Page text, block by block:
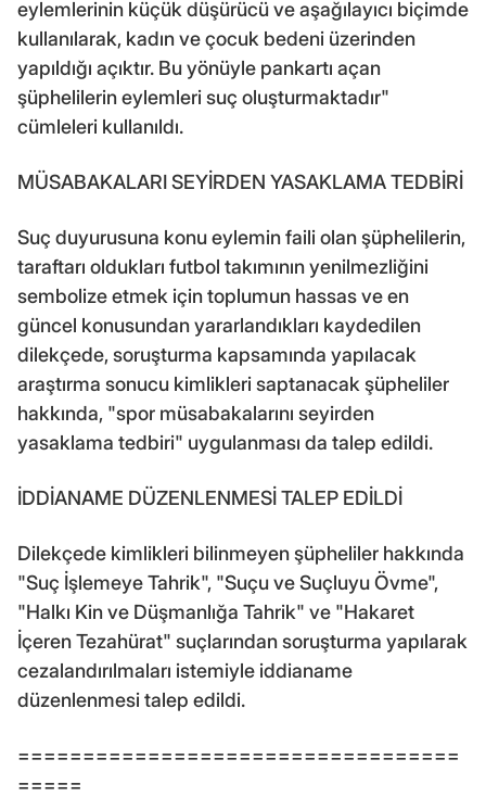
eylemlerinin küçük düşürücü ve aşağılayıcı biçimde
kullanılarak, kadın ve çocuk bedeni üzerinden
yapıldığı açıktır. Bu yönüyle pankartı açan
şüphelilerin eylemleri suç oluşturmaktadır"
cümleleri kullanıldı.
MÜSABAKALARI SEYİRDEN YASAKLAMA TEDBİRİ
Suç duyurusuna konu eylemin faili olan şüphelilerin,
taraftarı oldukları futbol takımının yenilmezliğini
sembolize etmek için toplumun hassas ve en
güncel konusundan yararlandıkları kaydedilen
dilekçede, soruşturma kapsamında yapılacak
araştırma sonucu kimlikleri saptanacak şüpheliler
hakkında, "spor müsabakalarını seyirden
yasaklama tedbiri" uygulanması da talep edildi.
İDDİANAME DÜZENLENMESİ TALEP EDİLDİ
Dilekçede kimlikleri bilinmeyen şüpheliler hakkında
"Suç İşlemeye Tahrik", "Suçu ve Suçluyu Övme",
"Halkı Kin ve Düşmanlığa Tahrik" ve "Hakaret
İçeren Tezahürat" suçlarından soruşturma yapılarak
cezalandırılmaları istemiyle iddianame
düzenlenmesi talep edildi.
==================================
=====